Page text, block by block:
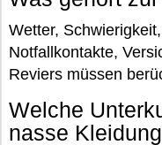
Wetter,
Notfallkontakte,
Reviers müssen
Welche
nasse